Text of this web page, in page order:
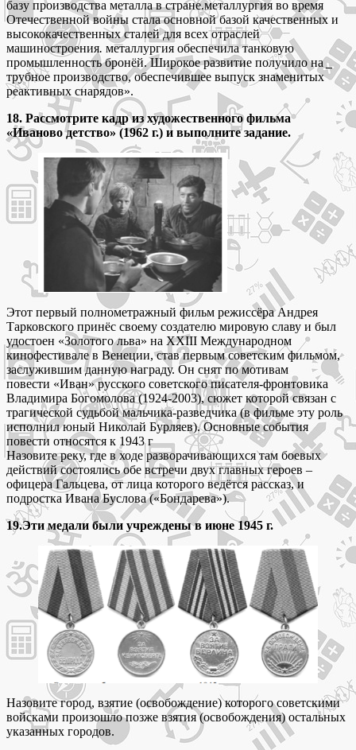
базу производства металла в стране.металлургия во время
Отечественной войны стала основной базой качественных и
высококачественных сталей для всех отраслей
машиностроения. металлургия обеспечила танковую
промышленность бронёй. Широкое развитие получило на_
трубное производство, обеспечившее выпуск знаменитых
реактивных снарядов».
18. Рассмотрите кадр из художественного фильма
«Иваново детство» (1962 г.) и выполните задание.
Этот первый полнометражный фильм режиссёра Андрея
Тарковского принёс своему создателю мировую славу и был
удостоен «Золотого льва» на XXIII Международном
кинофестивале в Венеции, став первым советским фильмом,
заслужившим данную награду. Он снят по мотивам
повести «Иван» русского советского писателя-фронтовика
Владимира Богомолова (1924-2003), сюжет которой связан с
трагической судьбой мальчика-разведчика (в фильме эту роль
исполнил юный Николай Бурляев). Основные события
повести относятся к 1943 г
Назовите реку, где в ходе разворачивающихся там боевых
действий состоялись обе встречи двух главных героев –
офицера Гальцева, от лица которого ведётся рассказ, и
подростка Ивана Буслова («Бондарева»).
19.Эти медали были учреждены в июне 1945 г.
Назовите город, взятие (освобождение) которого советскими
войсками произошло позже взятия (освобождения) остальных
указанных городов.